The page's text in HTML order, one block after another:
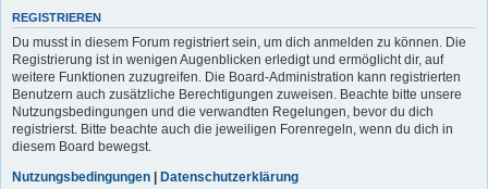
REGISTRIEREN
Du musst in diesem Forum registriert sein, um dich anmelden zu können. Die
Registrierung ist in wenigen Augenblicken erledigt und ermöglicht dir, auf
weitere Funktionen zuzugreifen. Die Board-Administration kann registrierten
Benutzern auch zusätzliche Berechtigungen zuweisen. Beachte bitte unsere
Nutzungsbedingungen und die verwandten Regelungen, bevor du dich
registrierst. Bitte beachte auch die jeweiligen Forenregeln, wenn du dich in
diesem Board bewegst.
Nutzungsbedingungen
Datenschutzerklärung